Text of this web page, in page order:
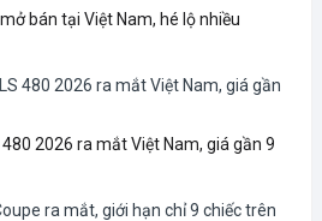
bán tại Việt Nam, hé lộ nhiều
2026 ra mắt Việt Nam, giá gần 9